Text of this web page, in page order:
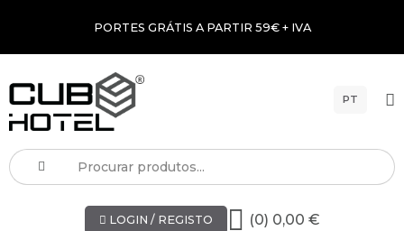
PORTES GRÁTIS A PARTIR 59€ + IVA
PT
LOGIN / REGISTO (0) 0,00 €